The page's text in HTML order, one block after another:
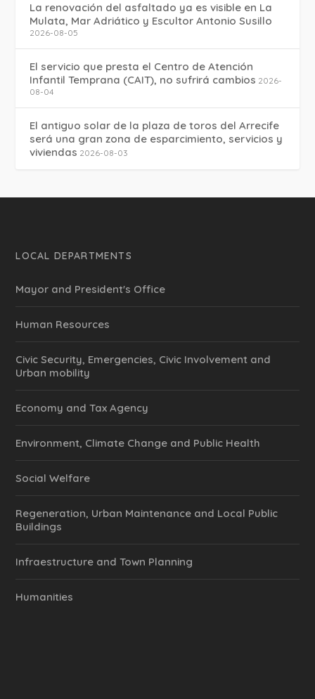
La renovación del asfaltado ya es visible en La
Mulata, Mar Adriático y Escultor Antonio Susillo
2026-08-05
El servicio que presta el Centro de Atención
Infantil Temprana (CAIT), no sufrirá cambios 2026-
08-04
El antiguo solar de la plaza de toros del Arrecife
será una gran zona de esparcimiento, servicios y
viviendas 2026-08-03
LOCAL DEPARTMENTS
Mayor and President's Office
Human Resources
Civic Security, Emergencies, Civic Involvement and
Urban mobility
Economy and Tax Agency
Environment, Climate Change and Public Health
Social Welfare
Regeneration, Urban Maintenance and Local Public
Buildings
Infraestructure and Town Planning
Humanities